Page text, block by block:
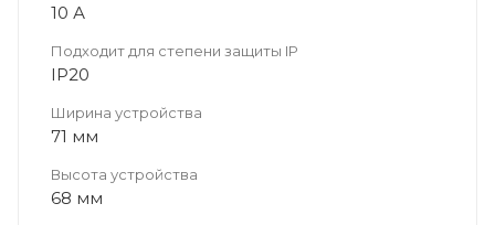
10 А
Подходит для степени защиты IP
IP20
Ширина устройства
71 мм
Высота устройства
68 мм